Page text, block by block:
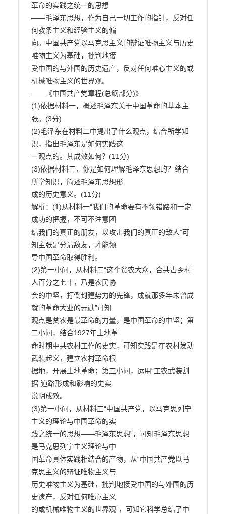
革命的实践之统一的思想
——毛泽东思想，作为自己一切工作的指针，反对任
何教条主义和经验主义的偏
向。中国共产党以马克思主义的辩证唯物主义与历史
唯物主义为基础，批判地接
受中国的与外国的历史遗产，反对任何唯心主义的或
机械唯物主义的世界观。
——《中国共产党章程(总纲部分)》
(1)依据材料一，概述毛泽东关于中国革命的基本主
张。(3分)
(2)毛泽东在材料二中提出了什么观点，结合所学知
识，指出毛泽东是如何实践这
一观点的。其成效如何？(11分)
(3)依据材料三，你是如何理解毛泽东思想的？结合
所学知识，简述毛泽东思想形
成的历史意义。(11分)
解析：(1)从材料一“我们的革命要有不领错路和一定
成功的把握，不可不注意团
结我们的真正的朋友，以攻击我们的真正的敌人”可
知主张是分清敌友，才能领
导中国革命取得胜利。
(2)第一小问，从材料二“这个贫农大众，合共占乡村
人百分之七十，乃是农民协
会的中坚，打倒封建势力的先锋，成就那多年未曾成
就的革命大业的元勋”可知
观点是贫农是最革命的力量，是中国革命的中坚；第
二小问，结合1927年土地革
命时期中共农村工作的史实，可知实践是在农村发动
武装起义，建立农村革命根
据地，开展土地革命；第三小问，运用“工农武装割
据”道路形成和影响的史实
说明成效。
(3)第一小问，从材料三“中国共产党，以马克思列宁
主义的理论与中国革命的实
践之统一的思想——毛泽东思想”，可知毛泽东思想
是马克思列宁主义理论与中
国革命具体实践相结合的产物，从“中国共产党以马
克思主义的辩证唯物主义与
历史唯物主义为基础，批判地接受中国的与外国的历
史遗产，反对任何唯心主义
的或机械唯物主义的世界观”，可知它科学总结了中